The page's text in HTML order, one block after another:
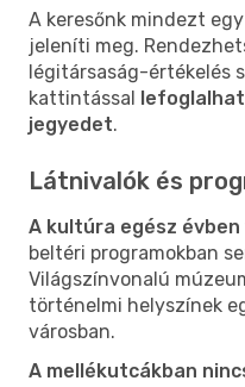
A keresőnk mindezt
jeleníti meg.
légitársaság-értékelés
kattintással
jegyedet.
Látnivalók és
A kultúra egész
beltéri programokban
Világszínvonalú
történelmi helyszínek
városban.
A mellékutcákban